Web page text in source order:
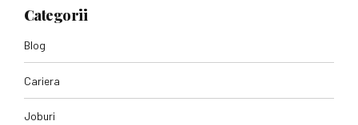
Categorii
Blog
Cariera
Joburi